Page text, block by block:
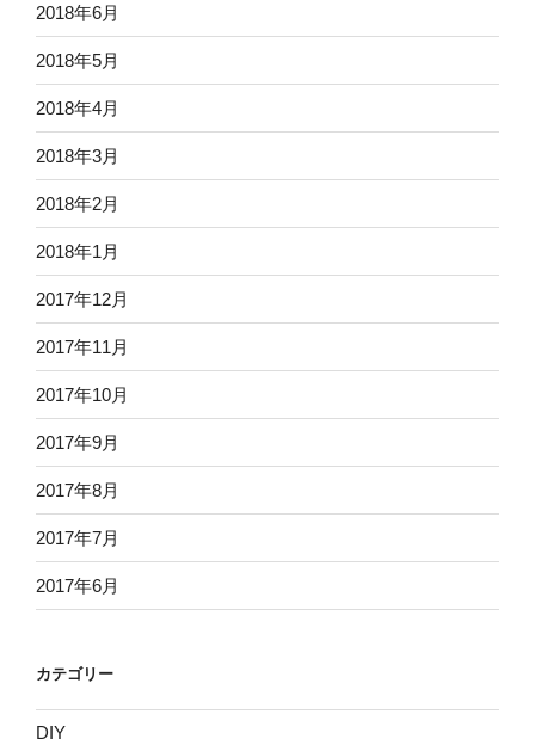
2018年6月
2018年5月
2018年4月
2018年3月
2018年2月
2018年1月
2017年12月
2017年11月
2017年10月
2017年9月
2017年8月
2017年7月
2017年6月
カテゴリー
DIY